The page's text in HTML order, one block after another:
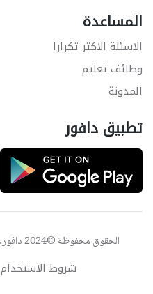
المساعدة
الاسئلة الاكثر تكرارا
وظائف تعليم
المدونة
تطبيق دافور
الحقوق محفوظة ©2024 دافور, أحد مشاريع مجموعة
شروط الاستخدام